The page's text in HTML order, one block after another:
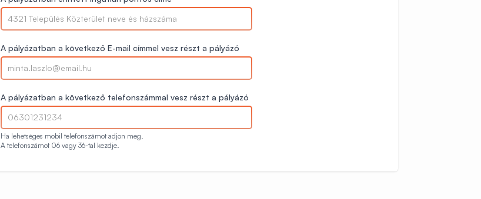
A pályázatban a következő E-mail címmel vesz részt a pályázó
A pályázatban a következő telefonszámmal vesz részt a pályázó
Ha lehetséges mobil telefonszámot adjon meg.
A telefonszámot 06 vagy 36-tal kezdje.